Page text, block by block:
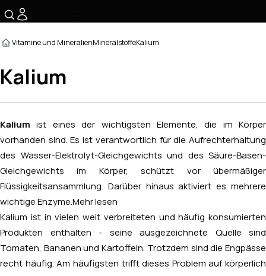
Vitamine und MineralienMineralstoffeKalium
Kalium
Kaliumist eines der wichtigsten Elemente, die im Körper
vorhanden sind. Es ist verantwortlich für die Aufrechterhaltung
des Wasser-Elektrolyt-Gleichgewichts und des Säure-Basen-
Gleichgewichts im Körper, schützt vor übermäßiger
Flüssigkeitsansammlung. Darüber hinaus aktiviert es mehrere
wichtige Enzyme. Mehr lesen
Kalium ist in vielen weit verbreiteten und häufig konsumierten
Produkten enthalten - seine ausgezeichnete Quelle sind
Tomaten, Bananen und Kartoffeln. Trotzdem sind die Engpässe
recht häufig. Am häufigsten trifft dieses Problem auf körperlich